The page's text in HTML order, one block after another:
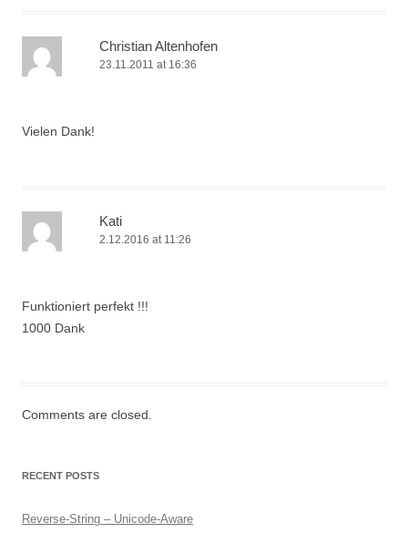
Christian Altenhofen
23.11.2011 at 16:36
Vielen Dank!
Kati
2.12.2016 at 11:26
Funktioniert perfekt !!!
1000 Dank
Comments are closed.
RECENT POSTS
Reverse-String – Unicode-Aware